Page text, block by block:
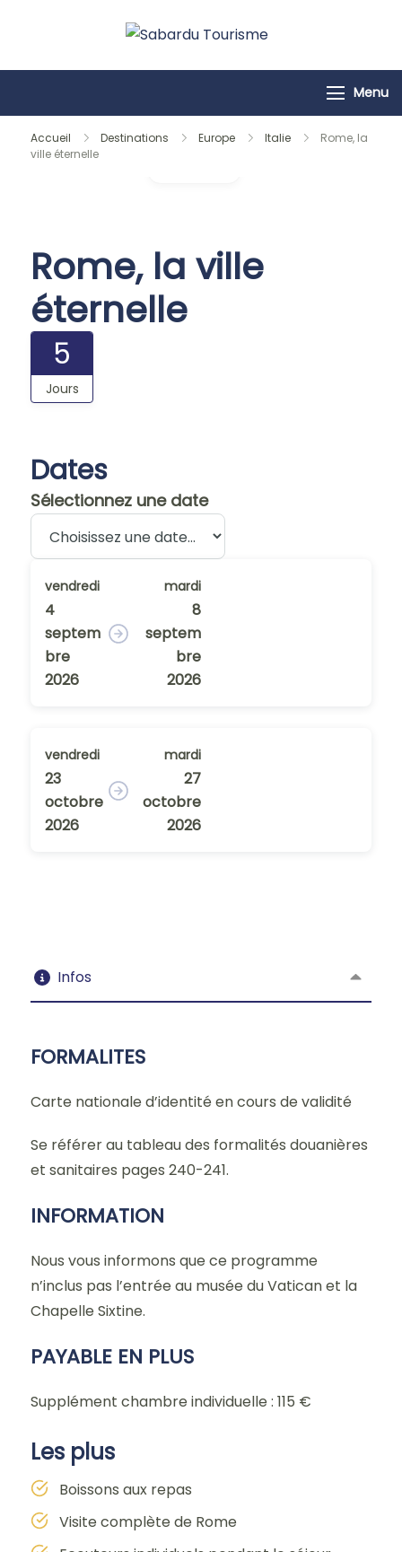
Tourisme
Menu
Accueil Destinations Europe Italie
Rome, la
ville éternelle
Rome, la ville
éternelle
5
Jours
Dates
Sélectionnez une date
vendredi
4
septem
bre
2026
mardi
8
septem
bre
2026
vendredi
23
octobre
2026
mardi
27
octobre
2026
Infos
FORMALITES
Carte nationale d’identité en cours de validité
Se référer au tableau des formalités douanières
et sanitaires pages 240-241.
INFORMATION
Nous vous informons que ce programme
n’inclus pas l’entrée au musée du Vatican et la
Chapelle Sixtine.
PAYABLE EN PLUS
Supplément chambre individuelle : 115 €
Les plus
Boissons aux repas
Visite complète de Rome